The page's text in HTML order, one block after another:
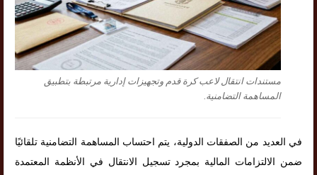
مستندات انتقال لاعب كرة قدم وتجهيزات إدارية مرتبطة بتطبيق
المساهمة التضامنية.
في العديد من الصفقات الدولية، يتم احتساب المساهمة التضامنية تلقائيًا
ضمن الالتزامات المالية بمجرد تسجيل الانتقال في الأنظمة المعتمدة